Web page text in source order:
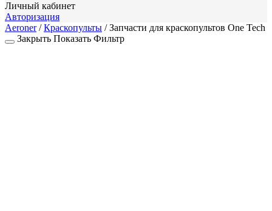
Личный кабинет
Авторизация
Aeroner/Краскопульты /Запчасти для краскопультов One Tech
Закрыть Показать Фильтр